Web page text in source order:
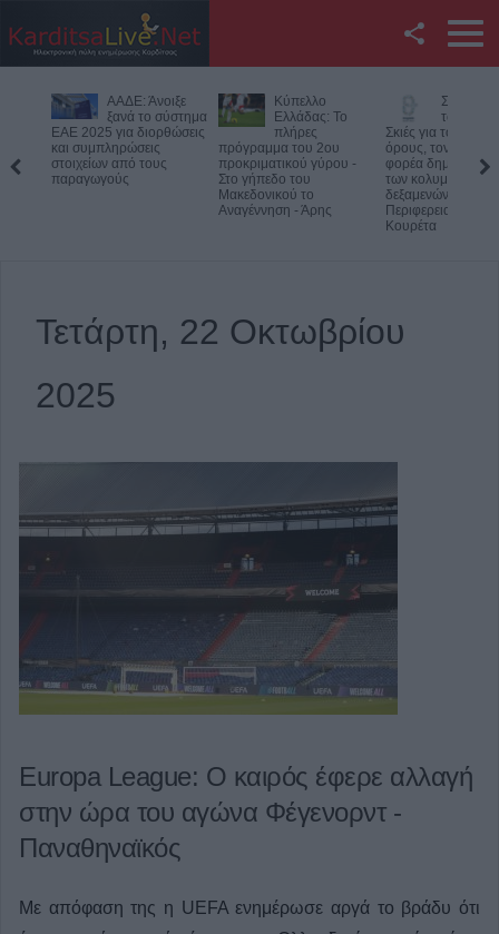
Twitter
YouTube
Αναζήτηση
KarditsaLive.Net
Κύπελλο
Ελλάδας: Το
πλήρες
πρόγραμμα του 2ου
προκριματικού γύρου -
Στο γήπεδο του
Συμμαχία Υπέρ
των Πολιτών:
Σκιές για το κόστος, τους
όρους, τον τρόπο και τον
φορέα δημοπράτησης
των κολυμβητικών
δεξαμενών της
Περιφερειακής Αρχής
Υπό
φωτιά σε
δύσβατο σημείο
Όλυμπο –
δυνάμεις στο
Τετάρτη, 22 Οκτωβρίου
2025
Europa League: Ο καιρός έφερε αλλαγή
στην ώρα του αγώνα Φέγενορντ -
Παναθηναϊκός
Με απόφαση της η UEFA ενημέρωσε αργά το βράδυ ότι